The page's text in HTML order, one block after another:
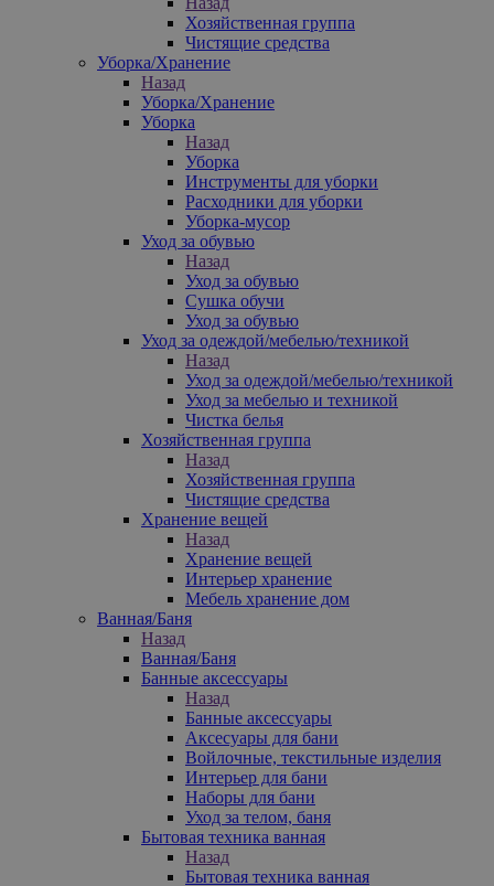
Хозяйственная группа
Чистящие средства
Уборка/Хранение
Назад
Уборка/Хранение
Уборка
Назад
Уборка
Инструменты для уборки
Расходники для уборки
Уборка-мусор
Уход за обувью
Назад
Уход за обувью
Сушка обучи
Уход за обувью
Уход за одеждой/мебелью/техникой
Назад
Уход за одеждой/мебелью/техникой
Уход за мебелью и техникой
Чистка белья
Хозяйственная группа
Назад
Хозяйственная группа
Чистящие средства
Хранение вещей
Назад
Хранение вещей
Интерьер хранение
Мебель хранение дом
Ванная/Баня
Назад
Ванная/Баня
Банные аксессуары
Назад
Банные аксессуары
Аксесуары для бани
Войлочные, текстильные изделия
Интерьер для бани
Наборы для бани
Уход за телом, баня
Бытовая техника ванная
Назад
Бытовая техника ванная